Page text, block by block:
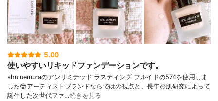
5.00
使いやすいリキッドファンデーションです。
shu uemuraのアンリミテッド ラスティング フルイドの574を使用しま
した😊アーティストブランドならではの視点と、長年の肌研究によって
誕生した次世代ファ…続きを見る